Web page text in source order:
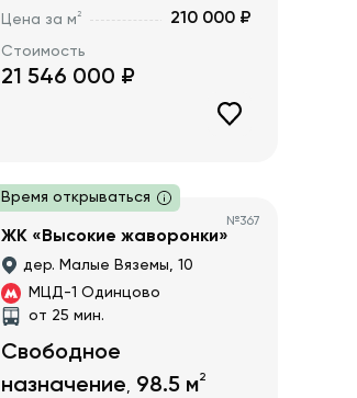
Цена за м2 210 000 ₽
Стоимость
21 546 000 ₽
Время открываться
№367
ЖК «Высокие жаворонки»
дер. Малые Вяземы, 10
МЦД-1 Одинцово
от 25 мин.
Свободное
назначение, 98.5 м2